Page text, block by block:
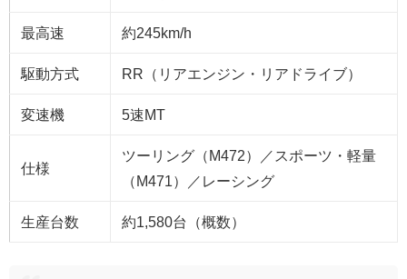
最高速 約245km/h
駆動方式 RR（リアエンジン・リアドライブ）
変速機 5速MT
仕様
ツーリング（M472）／スポーツ・軽量
（M471）／レーシング
生産台数 約1,580台（概数）